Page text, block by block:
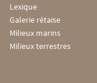
Lexique
Galerie rétaise
Milieux marins
Milieux terrestres